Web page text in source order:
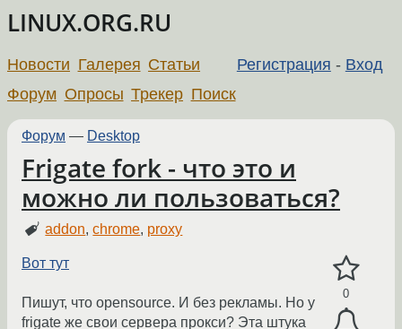
LINUX.ORG.RU
Регистрация - Вход
Новости Галерея Статьи
Форум Опросы Трекер Поиск
Форум — Desktop
Frigate fork - что это и
можно ли пользоваться?
addon,chrome, proxy
0
Вот тут
Пишут, что opensource. И без рекламы. Но у
frigate же свои сервера прокси? Эта штука